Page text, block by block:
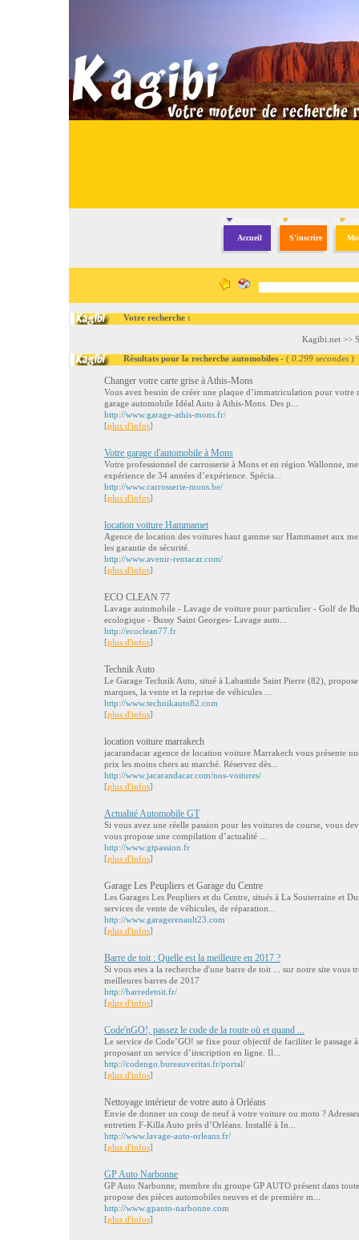
Accueil S'inscrire
Votre recherche :
Kagibi.net >>
Résultats pour la recherche automobiles - ( 0.299 secondes )
Changer votre carte grise à Athis-Mons
Vous avez besoin de créer une plaque d’immatriculation pour votre
garage automobile Idéal Auto à Athis-Mons. Des p...
http://www.garage-athis-mons.fr/
[plus d'infos]
Votre garage d'automobile à Mons
Votre professionnel de carrosserie à Mons et en région Wallonne,
expérience de 34 années d’expérience. Spécia...
http://www.carrosserie-mons.be/
[plus d'infos]
location voiture Hammamet
Agence de location des voitures haut gamme sur Hammamet aux
les garantie de sécurité.
http://www.avenir-rentacar.com/
[plus d'infos]
ECO CLEAN 77
Lavage automobile - Lavage de voiture pour particulier - Golf de
ecologique - Bussy Saint Georges- Lavage auto...
http://ecoclean77.fr
[plus d'infos]
Technik Auto
Le Garage Technik Auto, situé à Labastide Saint Pierre (82),
marques, la vente et la reprise de véhicules ...
http://www.technikauto82.com
[plus d'infos]
location voiture marrakech
jacarandacar agence de location voiture Marrakech vous présente
prix les moins chers au marché. Réservez dès...
http://www.jacarandacar.com/nos-voitures/
[plus d'infos]
Actualité Automobile GT
Si vous avez une réelle passion pour les voitures de course, vous
vous propose une compilation d’actualité ...
http://www.gtpassion.fr
[plus d'infos]
Garage Les Peupliers et Garage du Centre
Les Garages Les Peupliers et du Centre, situés à La Souterraine et
services de vente de véhicules, de réparation...
http://www.garagerenault23.com
[plus d'infos]
Barre de toit : Quelle est la meilleure en 2017 ?
Si vous etes a la recherche d'une barre de toit ... sur notre site vous
meilleures barres de 2017
http://barredetoit.fr/
[plus d'infos]
Code'nGO!, passez le code de la route où et quand ...
Le service de Code’GO! se fixe pour objectif de faciliter le passage
proposant un service d’inscription en ligne. Il...
http://codengo.bureauveritas.fr/portal/
[plus d'infos]
Nettoyage intérieur de votre auto à Orléans
Envie de donner un coup de neuf à votre voiture ou moto ?
entretien F-Killa Auto près d’Orléans. Installé à In...
http://www.lavage-auto-orleans.fr/
[plus d'infos]
GP Auto Narbonne
GP Auto Narbonne, membre du groupe GP AUTO présent dans
propose des pièces automobiles neuves et de première m...
http://www.gpauto-narbonne.com
[plus d'infos]